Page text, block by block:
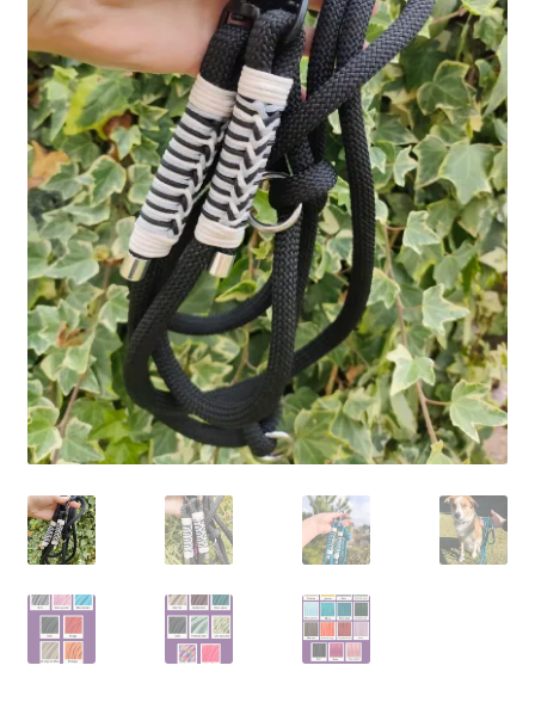
Ma Présentation
Politique de confidentialité
Retour
Mon compte
Panier
Commande
MERCI POUR VOTRE COMMANDE
Vos photos/avis